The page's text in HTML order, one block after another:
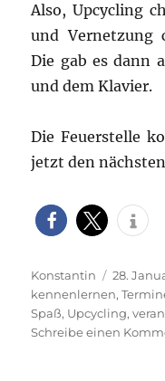
Also, Upcycling
und Vernetzung
Die gab es dann
und dem Klavier.
Die Feuerstelle
jetzt den
Autor
Konstantin
am
28.
kennenlernen,
Spaß, Upcycling,
Schreibe einen